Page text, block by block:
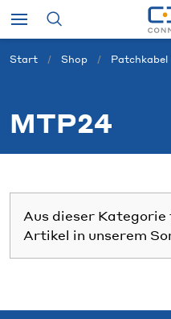
Start Shop Patchkabel
MTP24
Aus dieser
Artikel in unserem